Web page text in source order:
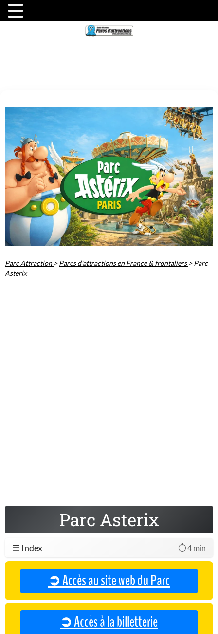
Parc Attraction >Parcs d'attractions en France & frontaliers >Parc
Asterix
Parc Asterix
☰ Index ⏱️ 4 min
➲ Accès au site web du Parc
➲ Accès à la billetterie